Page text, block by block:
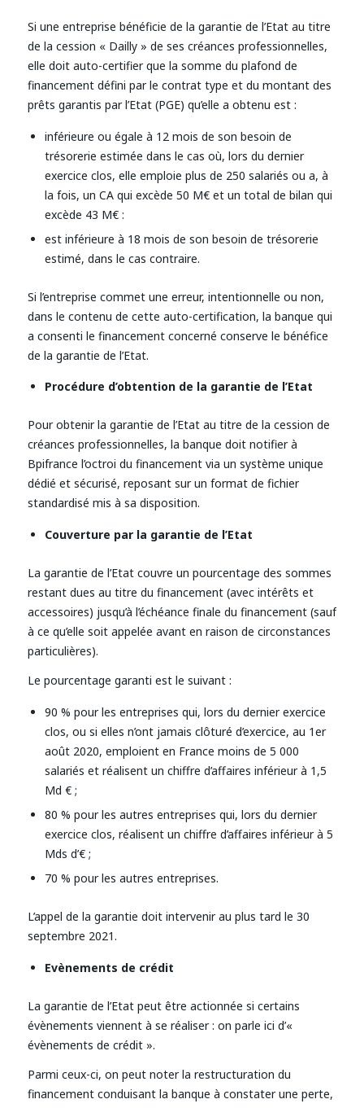
Si une entreprise bénéficie de la garantie de l’Etat au titre
de la cession « Dailly » de ses créances professionnelles,
elle doit auto-certifier que la somme du plafond de
financement défini par le contrat type et du montant des
prêts garantis par l’Etat (PGE) qu’elle a obtenu est :
inférieure ou égale à 12 mois de son besoin de
trésorerie estimée dans le cas où, lors du dernier
exercice clos, elle emploie plus de 250 salariés ou a, à
la fois, un CA qui excède 50 M€ et un total de bilan qui
excède 43 M€ :
est inférieure à 18 mois de son besoin de trésorerie
estimé, dans le cas contraire.
Si l’entreprise commet une erreur, intentionnelle ou non,
dans le contenu de cette auto-certification, la banque qui
a consenti le financement concerné conserve le bénéfice
de la garantie de l’Etat.
Procédure d’obtention de la garantie de l’Etat
Pour obtenir la garantie de l’Etat au titre de la cession de
créances professionnelles, la banque doit notifier à
Bpifrance l’octroi du financement via un système unique
dédié et sécurisé, reposant sur un format de fichier
standardisé mis à sa disposition.
Couverture par la garantie de l’Etat
La garantie de l’Etat couvre un pourcentage des sommes
restant dues au titre du financement (avec intérêts et
accessoires) jusqu’à l’échéance finale du financement (sauf
à ce qu’elle soit appelée avant en raison de circonstances
particulières).
Le pourcentage garanti est le suivant :
90 % pour les entreprises qui, lors du dernier exercice
clos, ou si elles n’ont jamais clôturé d’exercice, au 1er
août 2020, emploient en France moins de 5 000
salariés et réalisent un chiffre d’affaires inférieur à 1,5
Md € ;
80 % pour les autres entreprises qui, lors du dernier
exercice clos, réalisent un chiffre d’affaires inférieur à 5
Mds d’€ ;
70 % pour les autres entreprises.
L’appel de la garantie doit intervenir au plus tard le 30
septembre 2021.
Evènements de crédit
La garantie de l’Etat peut être actionnée si certains
évènements viennent à se réaliser : on parle ici d’«
évènements de crédit ».
Parmi ceux-ci, on peut noter la restructuration du
financement conduisant la banque à constater une perte,